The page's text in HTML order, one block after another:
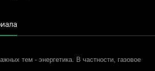
тем - энергетика. В частности, газовое